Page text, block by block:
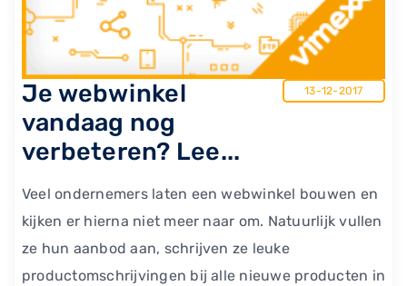
Je webwinkel
vandaag nog
verbeteren? Lee...
13-12-2017
Veel ondernemers laten een webwinkel bouwen en
kijken er hierna niet meer naar om. Natuurlijk vullen
ze hun aanbod aan, schrijven ze leuke
productomschrijvingen bij alle nieuwe producten in